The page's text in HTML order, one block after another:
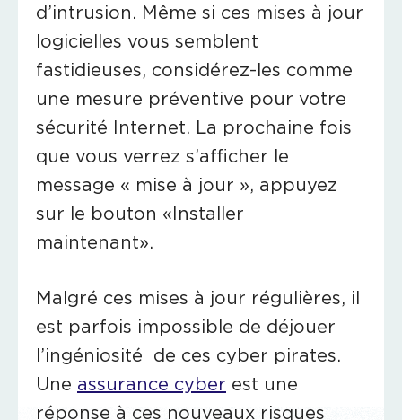
d’intrusion. Même si ces mises à jour
logicielles vous semblent
fastidieuses, considérez-les comme
une mesure préventive pour votre
sécurité Internet. La prochaine fois
que vous verrez s’afficher le
message « mise à jour », appuyez
sur le bouton «Installer
maintenant».
Malgré ces mises à jour régulières, il
est parfois impossible de déjouer
l’ingéniosité de ces cyber pirates.
Une assurance cyber est une
réponse à ces nouveaux risques